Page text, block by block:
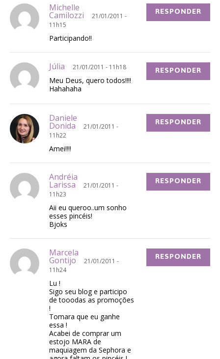
Michelle
Camilozzi
21/01/2011 -
11h15
Participando!!
RESPONDER
Júlia 21/01/2011 - 11h18
Meu Deus, quero todos!!!!
Hahahaha
RESPONDER
Daniele
Donida
21/01/2011 -
11h22
Amei!!!!
RESPONDER
Andréia
Larissa
21/01/2011 -
11h23
Aii eu queroo..um sonho
esses pincéis!
Bjoks
RESPONDER
Marcela
Gontijo
21/01/2011 -
11h24
Lu !
Sigo seu blog e participo
de tooodas as promoções
!
Tomara que eu ganhe
essa !
Acabei de comprar um
estojo MARA de
maquiagem da Sephora e
RESPONDER